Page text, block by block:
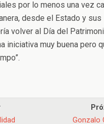
por lo menos una vez
desde el Estado y sus
volver al Día del
iniciativa muy buena pero
Gonzalo